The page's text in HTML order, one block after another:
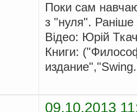
Поки сам
з "нуля".
Відео: Юрій
Книги:
09.10.2013